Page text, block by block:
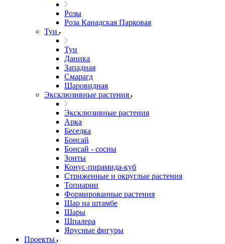
Розы
Роза Канадская Парковая
Туи
Туи
Даника
Западная
Смарагд
Шаровидная
Эксклюзивные растения
Эксклюзивные растения
Арка
Беседка
Бонсай
Бонсай - сосны
Зонты
Конус-пирамида-куб
Стриженные и округлые растения
Топиарии
Формированные растения
Шар на штамбе
Шары
Шпалера
Ярусные фигуры
Проекты